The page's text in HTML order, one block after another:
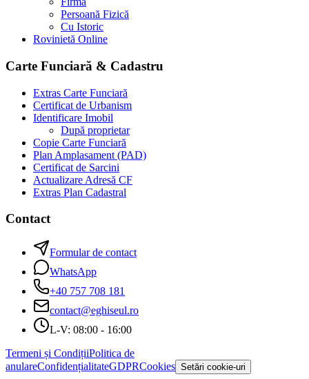
Persoană Fizică
Cu Istoric
Rovinietă Online
Carte Funciară & Cadastru
Extras Carte Funciară
Certificat de Urbanism
Identificare Imobil
După proprietar
Copie Carte Funciară
Plan Amplasament (PAD)
Certificat de Sarcini
Actualizare Adresă CF
Extras Plan Cadastral
Contact
Formular de contact
WhatsApp
+40 757 708 181
contact@eghiseul.ro
L-V: 08:00 - 16:00
Termeni și CondițiiPolitica de
anulareConfidențialitateGDPRCookies Setări cookie-uri